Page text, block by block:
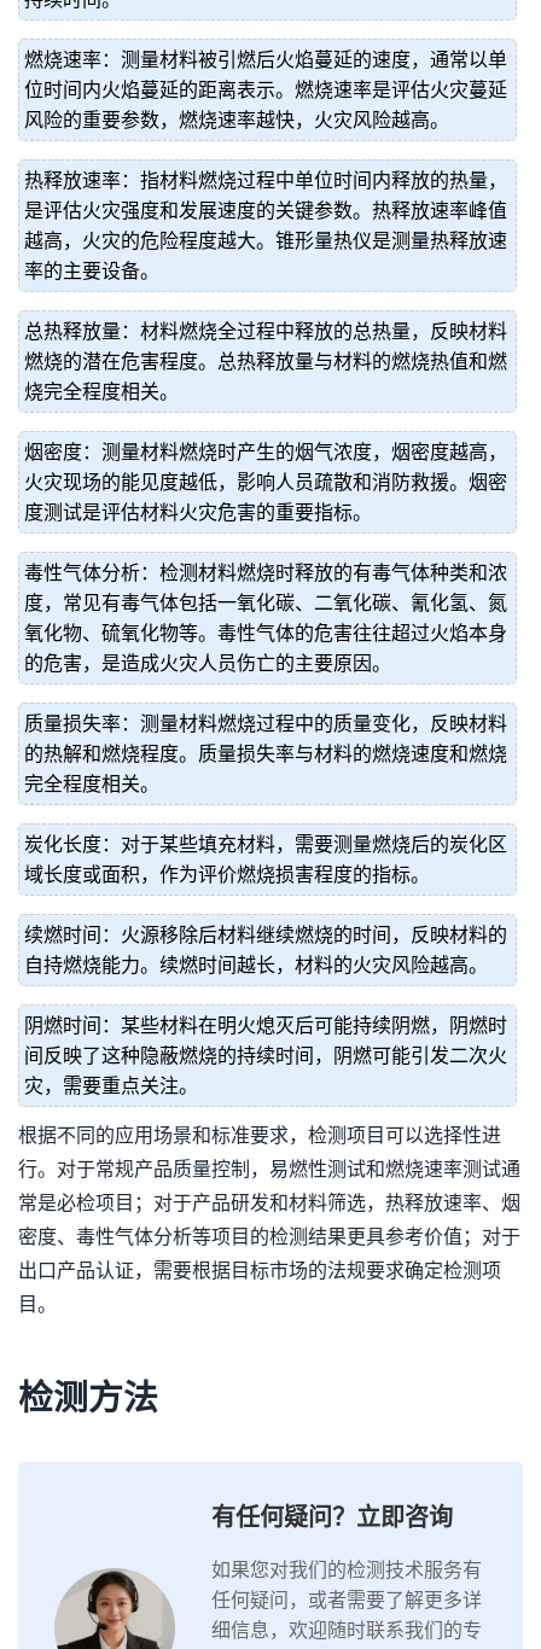
燃烧速率：测量材料被引燃后火焰蔓延的速度，通常以单
位时间内火焰蔓延的距离表示。燃烧速率是评估火灾蔓延
风险的重要参数，燃烧速率越快，火灾风险越高。
热释放速率：指材料燃烧过程中单位时间内释放的热量，
是评估火灾强度和发展速度的关键参数。热释放速率峰值
越高，火灾的危险程度越大。锥形量热仪是测量热释放速
率的主要设备。
总热释放量：材料燃烧全过程中释放的总热量，反映材料
燃烧的潜在危害程度。总热释放量与材料的燃烧热值和燃
烧完全程度相关。
烟密度：测量材料燃烧时产生的烟气浓度，烟密度越高，
火灾现场的能见度越低，影响人员疏散和消防救援。烟密
度测试是评估材料火灾危害的重要指标。
毒性气体分析：检测材料燃烧时释放的有毒气体种类和浓
度，常见有毒气体包括一氧化碳、二氧化碳、氰化氢、氮
氧化物、硫氧化物等。毒性气体的危害往往超过火焰本身
的危害，是造成火灾人员伤亡的主要原因。
质量损失率：测量材料燃烧过程中的质量变化，反映材料
的热解和燃烧程度。质量损失率与材料的燃烧速度和燃烧
完全程度相关。
炭化长度：对于某些填充材料，需要测量燃烧后的炭化区
域长度或面积，作为评价燃烧损害程度的指标。
续燃时间：火源移除后材料继续燃烧的时间，反映材料的
自持燃烧能力。续燃时间越长，材料的火灾风险越高。
阴燃时间：某些材料在明火熄灭后可能持续阴燃，阴燃时
间反映了这种隐蔽燃烧的持续时间，阴燃可能引发二次火
灾，需要重点关注。
根据不同的应用场景和标准要求，检测项目可以选择性进
行。对于常规产品质量控制，易燃性测试和燃烧速率测试通
常是必检项目；对于产品研发和材料筛选，热释放速率、烟
密度、毒性气体分析等项目的检测结果更具参考价值；对于
出口产品认证，需要根据目标市场的法规要求确定检测项
目。
检测方法
有任何疑问？立即咨询
如果您对我们的检测技术服务有
任何疑问，或者需要了解更多详
细信息，欢迎随时联系我们的专